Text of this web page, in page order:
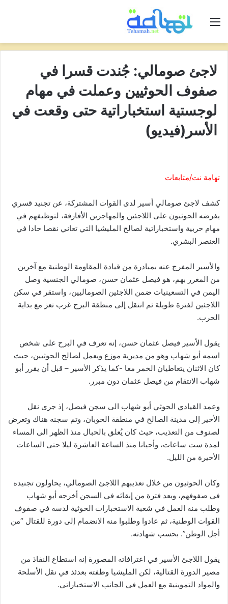
القائمة
لاجئ صومالي: جُندت قسرا في
صفوف الحوثيين وعملت في مهام
لوجستية استخباراتية حتى وقعت في
الأسر(فيديو)
تهامة نت/متابعات
كشف لاجئ صومالي أسير لدى القوات المشتركة، عن تجنيد قسري
يفرضه الحوثيون على اللاجئين والمهاجرين الأفارقة، لتوظيفهم في
مهام حربية واستخباراتية لصالح المليشيا التي تعاني نقصا حادا في
العنصر البشري.
والأسير المفرج عنه بمبادرة من قيادة المقاومة الوطنية مع آخرين
من المغرر بهم، هو فيصل عثمان حسن، صومالي الجنسية وصل
اليمن في التسعينيات ضمن اللاجئين الصوماليين، واستقر في سكن
اللاجئين لفترة طويلة ثم انتقل إلى منطقة البرح غرب تعز مع بداية
الحرب.
يقول الأسير فيصل عثمان حسن، إنه تعرف في البرح على شخص
اسمه أبو شهاب وهو من مديرية موزع ويعمل لصالح الحوثيين، حيث
كان الاثنان يتعاطيان الخمر معا -كما يذكر الأسير – قبل أن يقرر أبو
شهاب الانتقام من فيصل عثمان دون مبرر.
وعمد القيادي الحوثي أبو شهاب الى سجن فيصل، إذ جرى نقل
الأخير إلى مدينة الصالح في منطقة الحوبان، وتم سجنه هناك وتعرض
لصنوف من التعذيب، حيث كان يُعلق بالحبال منذ الظهر الى المساء
لمدة ست ساعات، وأحيانا منذ الساعة العاشرة ليلا حتى الساعات
الأخيرة من الليل.
وكان الحوثيون من خلال تعذيبهم اللاجئ الصومالي، يحاولون تجنيده
في صفوفهم، وبعد فترة من إبقائه في السجن أخرجه أبو شهاب
وطلب منه العمل في شعبة الاستخبارات الحوثية لدسه في صفوف
القوات الوطنية، ثم عادوا وطلبوا منه الانضمام إلى دورة للقتال “من
أجل الوطن”. بحسب شهادته.
يقول اللاجئ الأسير في اعترافاته المصورة إنه استطاع النفاذ من
مصير الدورة القتالية، لكن المليشيا وظفته بعدئذ في نقل الأسلحة
والمواد التموينية مع العمل في الجانب الاستخباراتي.